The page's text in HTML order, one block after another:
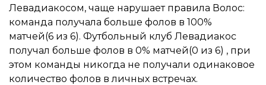
Левадиакосом, чаще нарушает правила Волос:
команда получала больше фолов в 100%
матчей(6 из 6). Футбольный клуб Левадиакос
получал больше фолов в 0% матчей(0 из 6) , при
этом команды никогда не получали одинаковое
количество фолов в личных встречах.